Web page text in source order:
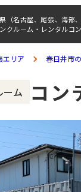
（名古屋、尾張、海部
クルーム・レンタルコ
エリア 春日井市
ーム コン